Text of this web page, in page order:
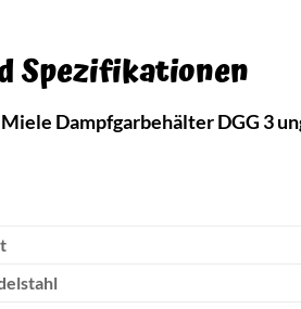
Spezifikationen
Dampfgarbehälter DGG 3